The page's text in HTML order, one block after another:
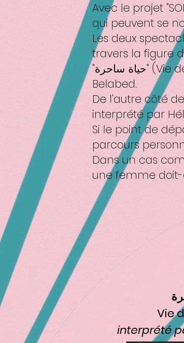
Avec le projet
qui peuvent se
Les deux
travers la figure
"حياة ساحرة" (Vie de sorcière) sera créé en Algérie en langue arabe et interprété par Amina
Belabed.
De l'autre côté
interprété par
Si le point de
parcours
Dans un cas
une femme
Vie
interprété